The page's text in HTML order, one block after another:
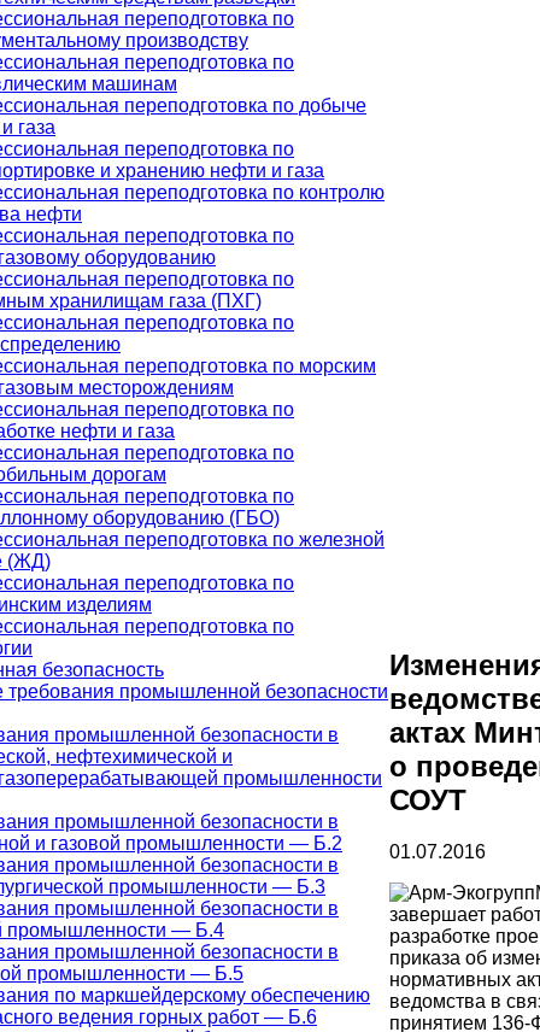
переподготовка по
производству
переподготовка по
машинам
переподготовка по добыче
газа
переподготовка по
и хранению нефти и газа
переподготовка по контролю
нефти
переподготовка по
оборудованию
переподготовка по
хранилищам газа (ПХГ)
переподготовка по
переподготовка по морским
месторождениям
переподготовка по
нефти и газа
переподготовка по
дорогам
переподготовка по
оборудованию (ГБО)
переподготовка по железной
(ЖД)
переподготовка по
изделиям
переподготовка по
безопасность
промышленной безопасности
промышленной безопасности в
нефтехимической и
промышленности
промышленной безопасности в
и газовой промышленности — Б.2
промышленной безопасности в
промышленности — Б.3
промышленной безопасности в
промышленности — Б.4
промышленной безопасности в
промышленности — Б.5
по маркшейдерскому обеспечению
ведения горных работ — Б.6
актах
о
СОУТ
01.07.2016
завершает
разработке
приказа об
нормативных
ведомства в
принятием